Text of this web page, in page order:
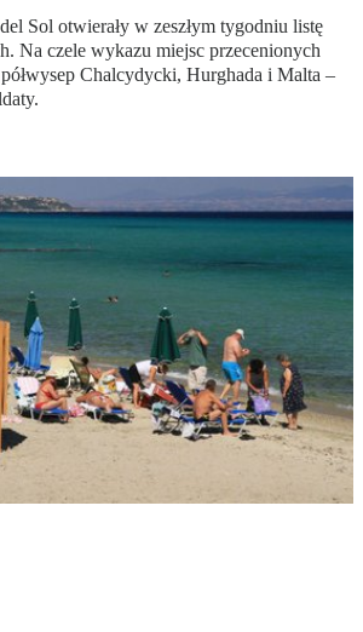
Sol otwierały w zeszłym tygodniu listę
Na czele wykazu miejsc przecenionych
półwysep Chalcydycki, Hurghada i Malta –